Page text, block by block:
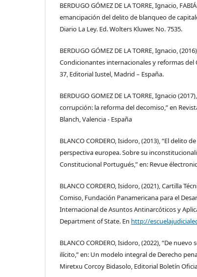
BERDUGO GÓMEZ DE LA TORRE, Ignacio,
emancipación del delito de blanqueo de
Diario La Ley. Ed. Wolters Kluwer. No. 7535.
BERDUGO GÓMEZ DE LA TORRE, Ignacio,
Condicionantes internacionales y reformas del
37, Editorial Iustel, Madrid – España.
BERDUGO GOMEZ DE LA TORRE, Ignacio
corrupción: la reforma del decomiso,” en
Blanch, Valencia - España
BLANCO CORDERO, Isidoro, (2013), “El delito
perspectiva europea. Sobre su
Constitucional Portugués,” en: Revue
BLANCO CORDERO, Isidoro, (2021), Cartilla
Comiso, Fundación Panamericana para el
Internacional de Asuntos Antinarcóticos y
Department of State. En http://
BLANCO CORDERO, Isidoro, (2022), “De
ilícito,” en: Un modelo integral de Derecho
Miretxu Corcoy Bidasolo, Editorial Boletín